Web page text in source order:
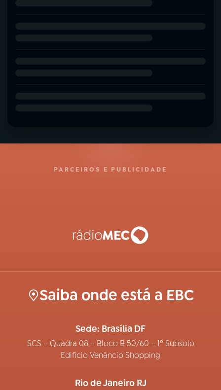
PARCEIROS E PUBLICIDADE
Saiba onde está a EBC
Sede: Brasília DF
SCS – Quadra 08 – Bloco B 50/60 – 1º Subsolo
Edifício Venâncio Shopping
Rio de Janeiro RJ